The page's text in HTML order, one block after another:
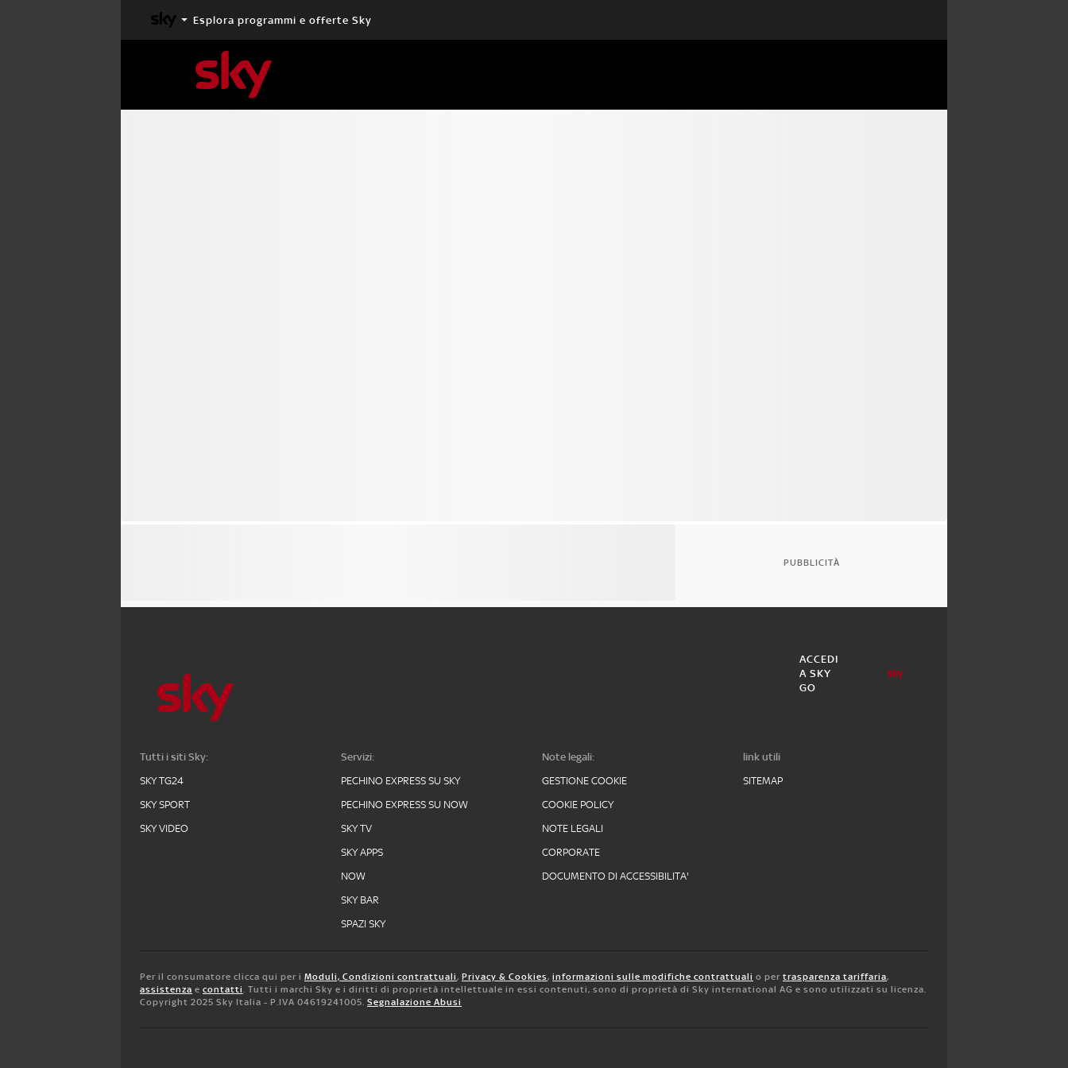
Esplora programmi e offerte Sky
PUBBLICITÀ
ACCEDI
A SKY
GO
Tutti i siti Sky:
SKY TG24
SKY SPORT
SKY VIDEO
Servizi:
PECHINO EXPRESS SU SKY
PECHINO EXPRESS SU NOW
SKY TV
SKY APPS
NOW
SKY BAR
SPAZI SKY
Note legali:
GESTIONE COOKIE
COOKIE POLICY
NOTE LEGALI
CORPORATE
DOCUMENTO DI ACCESSIBILITA'
link utili
SITEMAP
Per il consumatore clicca qui per i Moduli, Condizioni contrattuali, Privacy & Cookies, informazioni sulle modifiche contrattuali o per trasparenza tariffaria,
assistenza e contatti. Tutti i marchi Sky e i diritti di proprietà intellettuale in essi contenuti, sono di proprietà di Sky international AG e sono utilizzati su licenza.
Copyright 2025 Sky Italia - P.IVA 04619241005. Segnalazione Abusi